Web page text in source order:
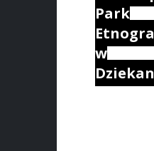
Park
w